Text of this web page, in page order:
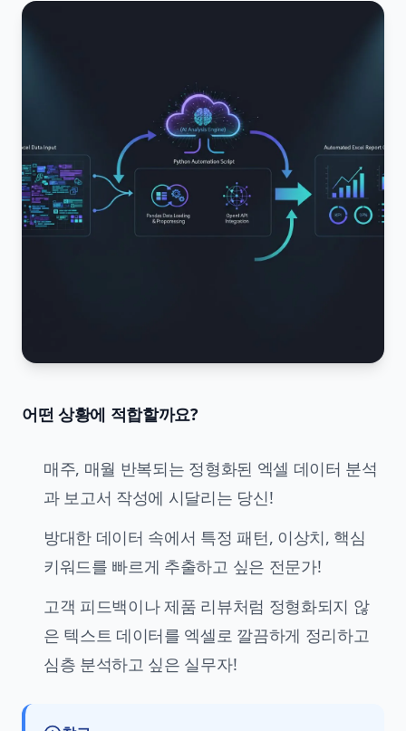
어떤 상황에 적합할까요?
매주, 매월 반복되는 정형화된 엑셀 데이터 분석
과 보고서 작성에 시달리는 당신!
방대한 데이터 속에서 특정 패턴, 이상치, 핵심
키워드를 빠르게 추출하고 싶은 전문가!
고객 피드백이나 제품 리뷰처럼 정형화되지 않
은 텍스트 데이터를 엑셀로 깔끔하게 정리하고
심층 분석하고 싶은 실무자!